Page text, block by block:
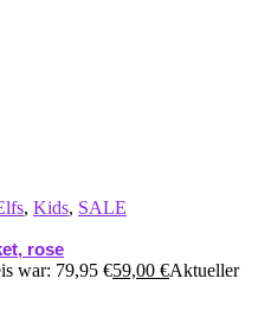
, Kids, SALE
rose
war: 79,95 €59,00 €Aktueller